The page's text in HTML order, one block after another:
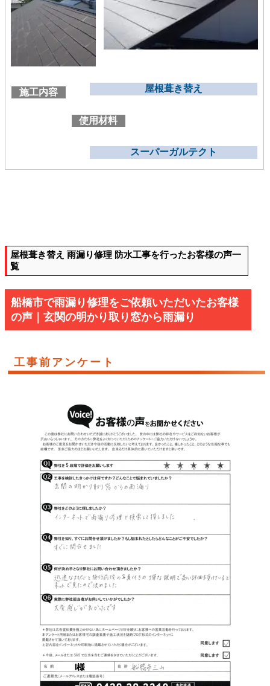
施工内容 屋根葺き替え
使用材料
スーパーガルテクト
屋根葺き替え 雨漏り修理 防水工事を行ったお客様の声一
覧
船橋市で雨漏り修理をご依頼いただいたお客様
の声｜玄関の明かり取り窓から雨漏り
工事前アンケート